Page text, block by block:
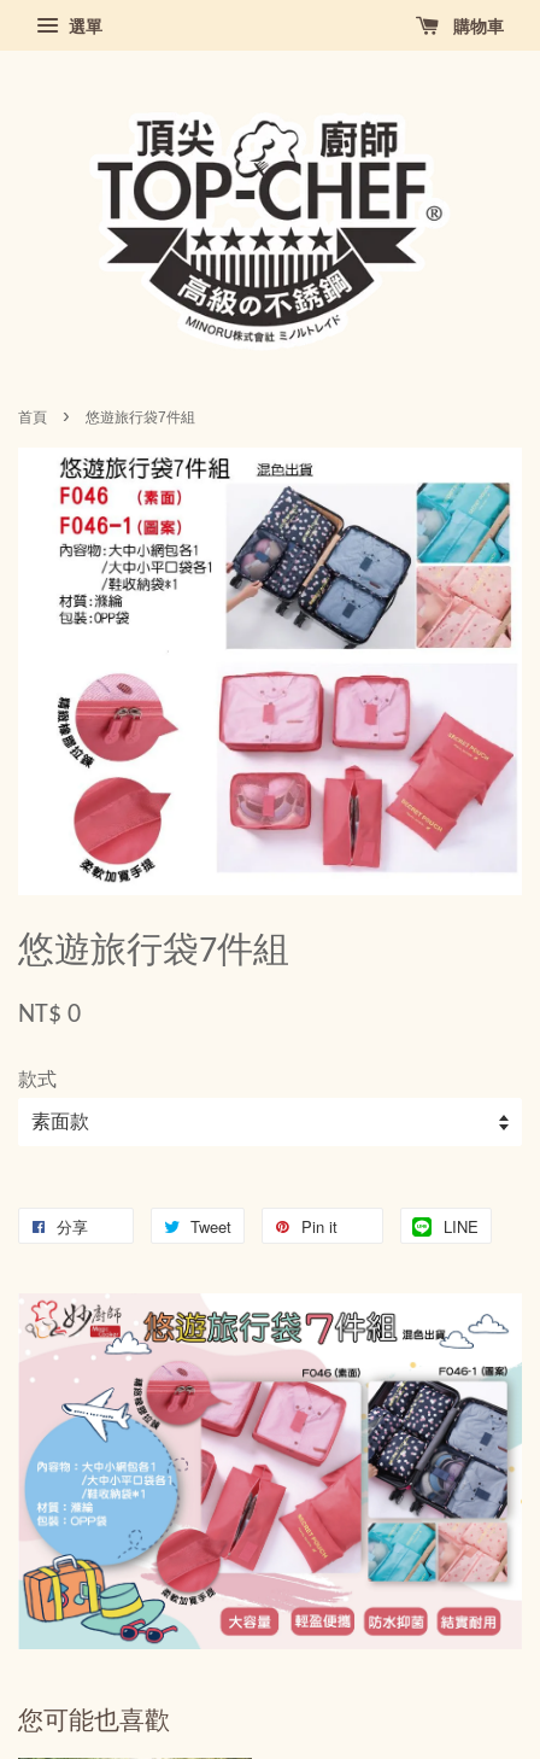
選單 購物車
首頁 › 悠遊旅行袋7件組
悠遊旅行袋7件組
NT$ 0
款式
分享 Tweet Pin it LINE
您可能也喜歡